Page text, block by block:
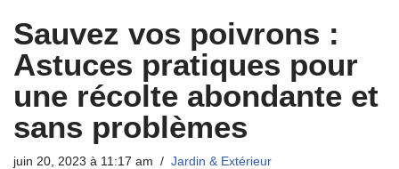
Sauvez vos poivrons :
Astuces pratiques pour
une récolte abondante et
sans problèmes
juin 20, 2023 à 11:17 am Jardin & Extérieur